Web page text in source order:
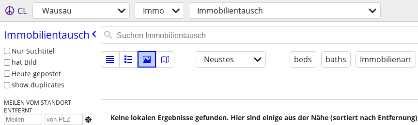
CL Wausau Immo Immobilientausch
Immobilientausch
Nur Suchtitel
hat Bild
Heute gepostet
show duplicates
MEILEN VOM STANDORT
ENTFERNT

Neustes beds baths Immobilienart
Keine lokalen Ergebnisse gefunden. Hier sind einige aus der Nähe (sortiert nach Entfernung)